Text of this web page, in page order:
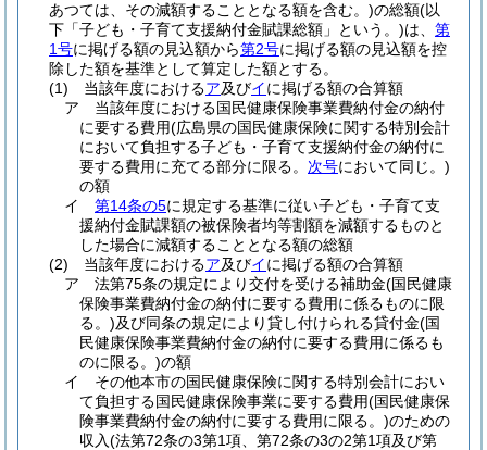
あつては、その減額することとなる額を含む。)の総額(以
下「子ども・子育て支援納付金賦課総額」という。)は、 第
1号に掲げる額の見込額から第2号に掲げる額の見込額を控
除した額を基準として算定した額とする。
(1)
当該年度におけるア及びイに掲げる額の合算額
ア
当該年度における国民健康保険事業費納付金の納付
に要する費用(広島県の国民健康保険に関する特別会計
において負担する子ども・子育て支援納付金の納付に
要する費用に充てる部分に限る。 次号において同じ。)
の額
イ
第14条の5に規定する基準に従い子ども・子育て支
援納付金賦課額の被保険者均等割額を減額するものと
した場合に減額することとなる額の総額
(2)
当該年度におけるア及びイに掲げる額の合算額
ア
法第75条の規定により交付を受ける補助金(国民健康
保険事業費納付金の納付に要する費用に係るものに限
る。)及び同条の規定により貸し付けられる貸付金(国
民健康保険事業費納付金の納付に要する費用に係るも
のに限る。)の額
イ
その他本市の国民健康保険に関する特別会計におい
て負担する国民健康保険事業に要する費用(国民健康保
険事業費納付金の納付に要する費用に限る。)のための
収入(法第72条の3第1項、第72条の3の2第1項及び第